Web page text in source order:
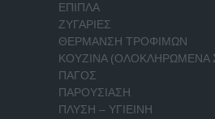
ΕΠΙΠΛΑ
ΖΥΓΑΡΙΕΣ
ΘΕΡΜΑΝΣΗ ΤΡΟΦΙΜΩΝ
ΚΟΥΖΙΝΑ (ΟΛΟΚΛΗΡΩΜΕΝΑ
ΠΑΓΟΣ
ΠΑΡΟΥΣΙΑΣΗ
ΠΛΥΣΗ – ΥΓΙΕΙΝΗ